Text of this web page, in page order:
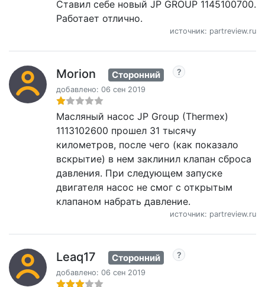
Ставил себе новый JP GROUP 1145100700.
Работает отлично.
источник: partreview.ru
Morion Сторонний
добавлено: 06 сен 2019
Масляный насос JP Group (Thermex)
1113102600 прошел 31 тысячу
километров, после чего (как показало
вскрытие) в нем заклинил клапан сброса
давления. При следующем запуске
двигателя насос не смог с открытым
клапаном набрать давление.
источник: partreview.ru
Leaq17 Сторонний
добавлено: 06 сен 2019